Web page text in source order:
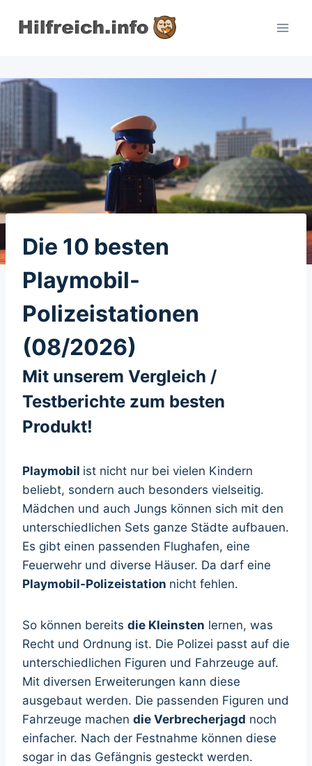
Inhalt
Die 10 besten
Playmobil-
Polizeistationen
(08/2026)
Mit unserem Vergleich /
Testberichte zum besten
Produkt!
Playmobil ist nicht nur bei vielen Kindern
beliebt, sondern auch besonders vielseitig.
Mädchen und auch Jungs können sich mit den
unterschiedlichen Sets ganze Städte aufbauen.
Es gibt einen passenden Flughafen, eine
Feuerwehr und diverse Häuser. Da darf eine
Playmobil-Polizeistation nicht fehlen.
So können bereits die Kleinsten lernen, was
Recht und Ordnung ist. Die Polizei passt auf die
unterschiedlichen Figuren und Fahrzeuge auf.
Mit diversen Erweiterungen kann diese
ausgebaut werden. Die passenden Figuren und
Fahrzeuge machen die Verbrecherjagd noch
einfacher. Nach der Festnahme können diese
sogar in das Gefängnis gesteckt werden.